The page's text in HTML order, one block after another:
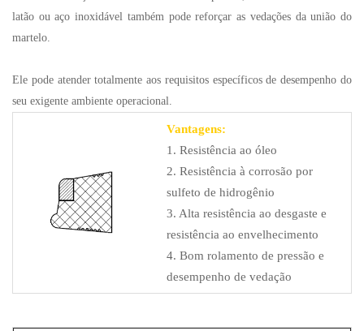
latão ou aço inoxidável também pode reforçar as vedações da união do
martelo.
Ele pode atender totalmente aos requisitos específicos de desempenho do
seu exigente ambiente operacional.
Vantagens:
1. Resistência ao óleo
2. Resistência à corrosão por
sulfeto de hidrogênio
3. Alta resistência ao desgaste e
resistência ao envelhecimento
4. Bom rolamento de pressão e
desempenho de vedação